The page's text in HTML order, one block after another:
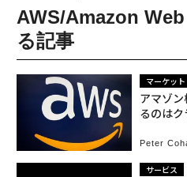
AWS/Amazon
る記事
マーケット
アマゾ
るのは
Peter
サービス